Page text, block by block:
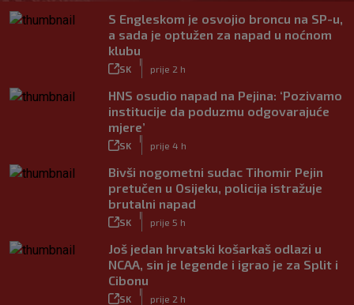
S Engleskom je osvojio broncu na SP-u,
a sada je optužen za napad u noćnom
klubu
SK prije 2 h
HNS osudio napad na Pejina: ‘Pozivamo
institucije da poduzmu odgovarajuće
mjere’
SK prije 4 h
Bivši nogometni sudac Tihomir Pejin
pretučen u Osijeku, policija istražuje
brutalni napad
SK prije 5 h
Još jedan hrvatski košarkaš odlazi u
NCAA, sin je legende i igrao je za Split i
Cibonu
SK prije 2 h